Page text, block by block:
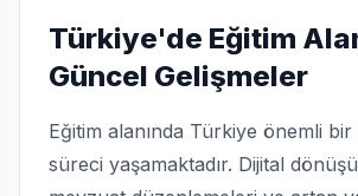
Türkiye'de Eğitim
Güncel Gelişmeler
Eğitim alanında Türkiye önemli bir
süreci yaşamaktadır. Dijital